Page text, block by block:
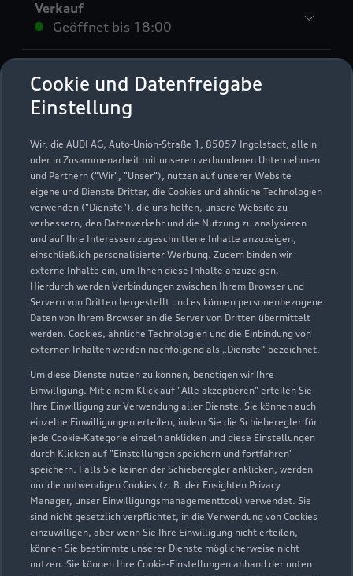
Cookie und Datenfreigabe
Einstellung
Wir, die AUDI AG, Auto-Union-Straße 1, 85057 Ingolstadt, allein
oder in Zusammenarbeit mit unseren verbundenen Unternehmen
und Partnern ("Wir", "Unser"), nutzen auf unserer Website
eigene und Dienste Dritter, die Cookies und ähnliche Technologien
verwenden ("Dienste"), die uns helfen, unsere Website zu
verbessern, den Datenverkehr und die Nutzung zu analysieren
und auf Ihre Interessen zugeschnittene Inhalte anzuzeigen,
einschließlich personalisierter Werbung. Zudem binden wir
externe Inhalte ein, um Ihnen diese Inhalte anzuzeigen.
Hierdurch werden Verbindungen zwischen Ihrem Browser und
Servern von Dritten hergestellt und es können personenbezogene
Daten von Ihrem Browser an die Server von Dritten übermittelt
werden. Cookies, ähnliche Technologien und die Einbindung von
externen Inhalten werden nachfolgend als „Dienste“ bezeichnet.
Um diese Dienste nutzen zu können, benötigen wir Ihre
Einwilligung. Mit einem Klick auf "Alle akzeptieren" erteilen Sie
Ihre Einwilligung zur Verwendung aller Dienste. Sie können auch
einzelne Einwilligungen erteilen, indem Sie die Schieberegler für
jede Cookie-Kategorie einzeln anklicken und diese Einstellungen
durch Klicken auf "Einstellungen speichern und fortfahren"
speichern. Falls Sie keinen der Schieberegler anklicken, werden
nur die notwendigen Cookies (z. B. der Ensighten Privacy
Manager, unser Einwilligungsmanagementtool) verwendet. Sie
sind nicht gesetzlich verpflichtet, in die Verwendung von Cookies
einzuwilligen, aber wenn Sie Ihre Einwilligung nicht erteilen,
können Sie bestimmte unserer Dienste möglicherweise nicht
nutzen. Sie können Ihre Cookie-Einstellungen anhand der unten
Verkauf
Geöffnet bis 18:00
Geöffnet bis 18:00
Geöffnet bis 18:00
Werkstatt
Geöffnet bis18:00
Zur Reparatur